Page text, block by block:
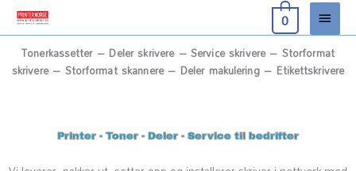
Hopp
rett
til
innholdet
0
Tonerkassetter – Deler skrivere – Service skrivere – Storformat
skrivere – Storformat skannere – Deler makulering – Etikettskrivere
Printer - Toner - Deler - Service til bedrifter